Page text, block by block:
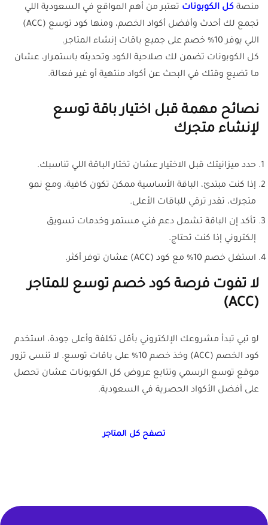
منصة كل الكوبونات تعتبر من أهم المواقع في السعودية اللي
تجمع لك أحدث وأفضل أكواد الخصم، ومنها كود توسع (ACC)
اللي يوفر 10% خصم على جميع باقات إنشاء المتاجر.
كل الكوبونات تضمن لك صلاحية الكود وتحديثه باستمرار، عشان
ما تضيع وقتك في البحث عن أكواد منتهية أو غير فعالة.
نصائح مهمة قبل اختيار باقة توسع
لإنشاء متجرك
حدد ميزانيتك قبل الاختيار عشان تختار الباقة اللي تناسبك.
إذا كنت مبتدئ، الباقة الأساسية ممكن تكون كافية، ومع نمو
متجرك، تقدر ترقي للباقات الأعلى.
تأكد إن الباقة تشمل دعم فني مستمر وخدمات تسويق
إلكتروني إذا كنت تحتاج.
استغل خصم 10% مع كود (ACC) عشان توفر أكثر.
لا تفوت فرصة كود خصم توسع للمتاجر
(ACC)
لو تبي تبدأ مشروعك الإلكتروني بأقل تكلفة وأعلى جودة، استخدم
كود الخصم (ACC) وخذ خصم 10% على باقات توسع. لا تنسى تزور
موقع توسع الرسمي وتتابع عروض كل الكوبونات عشان تحصل
على أفضل الأكواد الحصرية في السعودية.
تصفح كل المتاجر